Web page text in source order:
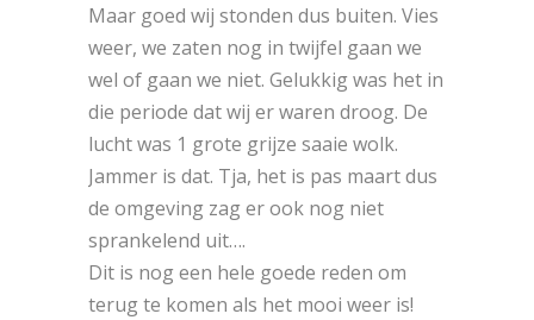
Maar goed wij stonden dus buiten. Vies
weer, we zaten nog in twijfel gaan we
wel of gaan we niet. Gelukkig was het in
die periode dat wij er waren droog. De
lucht was 1 grote grijze saaie wolk.
Jammer is dat. Tja, het is pas maart dus
de omgeving zag er ook nog niet
sprankelend uit….
Dit is nog een hele goede reden om
terug te komen als het mooi weer is!